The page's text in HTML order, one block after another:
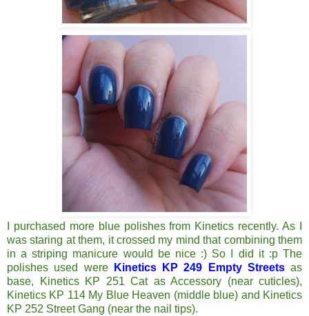
I purchased more blue polishes from Kinetics recently. As I
was staring at them, it crossed my mind that combining them
in a striping manicure would be nice :) So I did it :p The
polishes used were
Kinetics KP 249 Empty Streetsas
base, Kinetics KP 251 Cat as Accessory (near cuticles),
Kinetics KP 114 My Blue Heaven (middle blue) and Kinetics
KP 252 Street Gang (near the nail tips).